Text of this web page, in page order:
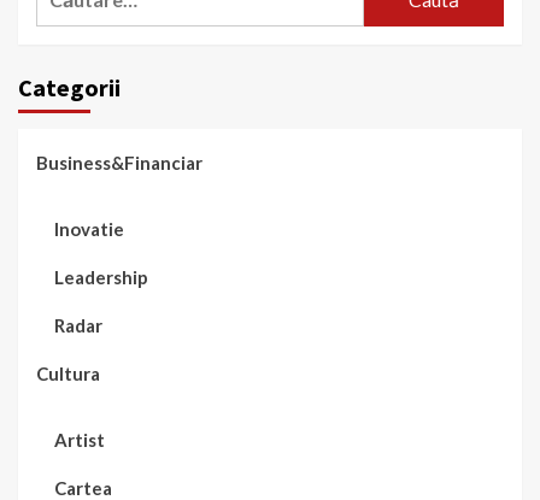
Categorii
Business&Financiar
Inovatie
Leadership
Radar
Cultura
Artist
Cartea